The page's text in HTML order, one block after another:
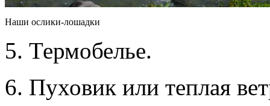
Наши ослики-лошадки
5. Термобелье.
6. Пуховик или теплая